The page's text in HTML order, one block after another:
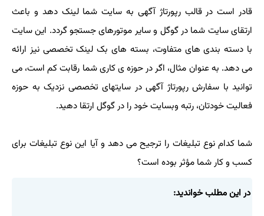
قادر است در قالب رپورتاژ آگهی به سایت شما لینک دهد و باعث
ارتقای سایت شما در گوگل و سایر موتورهای جستجو گردد. این سایت
با دسته بندی های متفاوت، بسته های بک لینک تخصصی نیز ارائه
می دهد. به عنوان مثال، اگر در حوزه ی کاری شما رقابت کم است، می
توانید با سفارش رپورتاژ آگهی در سایتهای تخصصی نزدیک به حوزه
فعالیت خودتان، رتبه وبسایت خود را در گوگل ارتقا دهید.
شما کدام نوع تبلیغات را ترجیح می دهد و آیا این نوع تبلیغات برای
کسب و کار شما مؤثر بوده است؟
در این مطلب خواندید: